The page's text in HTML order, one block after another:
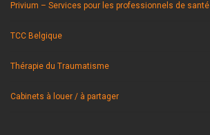
Privium – Services pour les professionnels de santé
TCC Belgique
Thérapie du Traumatisme
Cabinets à louer / à partager